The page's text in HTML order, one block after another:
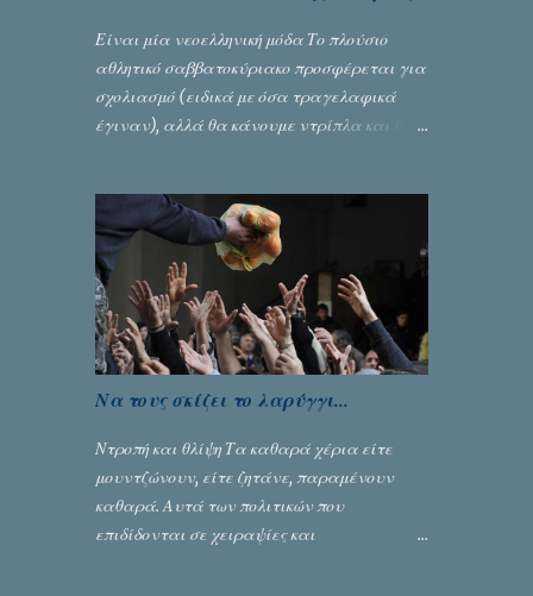
Είναι μία νεοελληνική μόδα Το πλούσιο
αθλητικό σαββατοκύριακο προσφέρεται για
σχολιασμό (ειδικά με όσα τραγελαφικά
έγιναν), αλλά θα κάνουμε ντρίπλα και θα
«ανάλαφρες» ενότητες που δίνουν τροφή
για πικάντικες συζητήσεις. Του Σταύρου
Αλευρογιάννη
Να τους σκίζει το λαρύγγι...
Ντροπή και θλίψη Τα καθαρά χέρια είτε
μουντζώνουν, είτε ζητάνε, παραμένουν
καθαρά. Αυτά των πολιτικών που
επιδίδονται σε χειραψίες και